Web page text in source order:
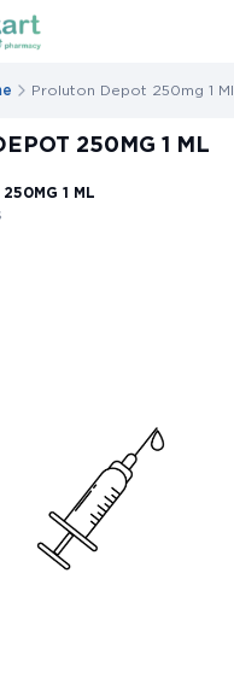
Proluton Depot 250mg 1 Ml
250MG 1 ML
1 ML